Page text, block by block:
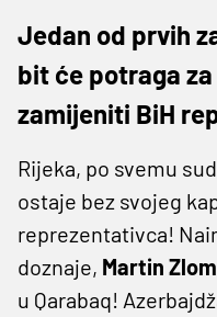
Jedan od prvih
bit će potraga
zamijeniti BiH
Rijeka, po svemu
ostaje bez svojeg
reprezentativca!
doznaje, Martin
u Qarabaq!